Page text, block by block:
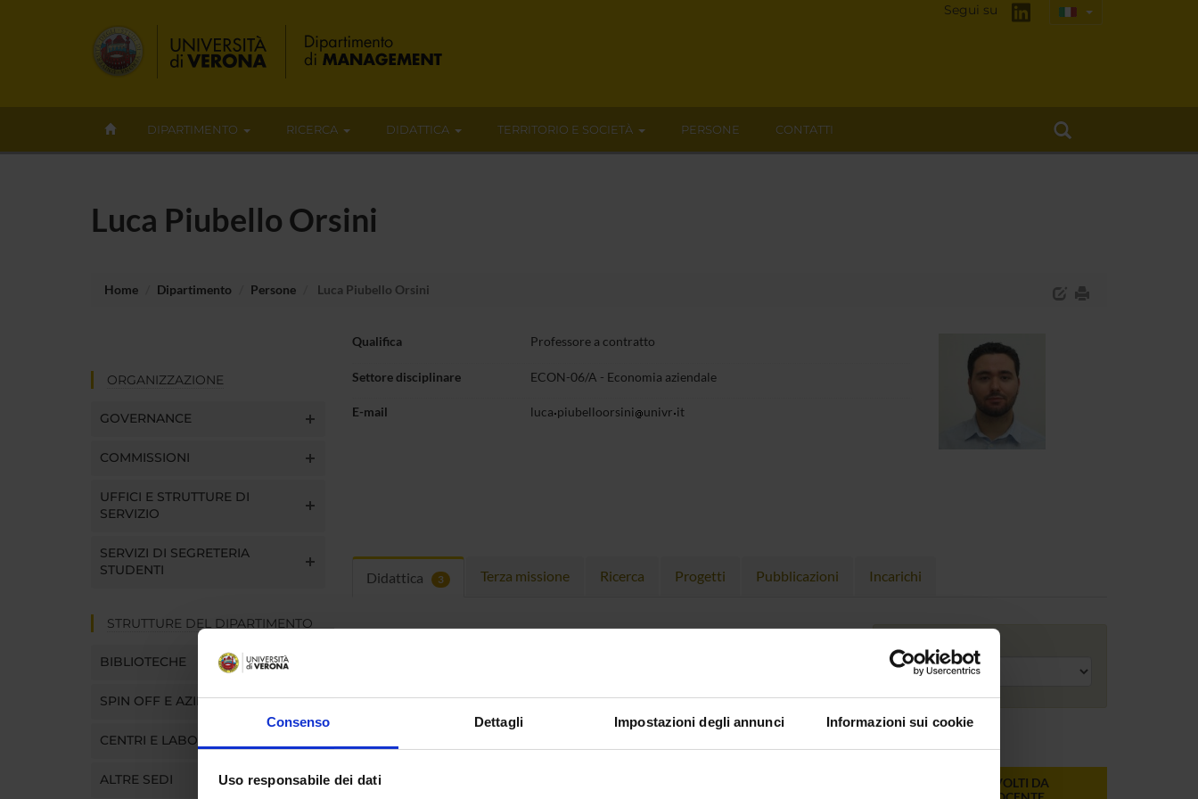
Consenso Dettagli Impostazioni degli annunci Informazioni sui cookie
Uso responsabile dei dati
Segui su
DIPARTIMENTO RICERCA DIDATTICA TERRITORIO E SOCIETÀ PERSONE CONTATTI
Luca Piubello Orsini
Home Dipartimento Persone Luca Piubello Orsini
ORGANIZZAZIONE
GOVERNANCE
COMMISSIONI
UFFICI E STRUTTURE DI
SERVIZIO
SERVIZI DI SEGRETERIA
STUDENTI
STRUTTURE DEL DIPARTIMENTO
BIBLIOTECHE
SPIN OFF E AZIENDE
CENTRI E LABORATORI
ALTRE SEDI
Qualifica Professore a contratto
Settore disciplinare ECON-06/A - Economia aziendale
E-mail luca piubelloorsini univr it
Didattica 3 Terza missione Ricerca Progetti Pubblicazioni Incarichi
CORSO
MODULI SVOLTI DA